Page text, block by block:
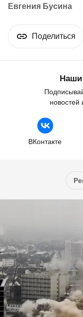
Евгения Бусина
Поделиться
Наши
новостей
ВКонтакте